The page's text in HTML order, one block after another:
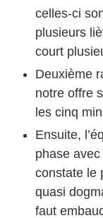
celles-ci
plusieurs
court
Deuxième
notre offre
les cinq
Ensuite,
phase
constate le
quasi
faut